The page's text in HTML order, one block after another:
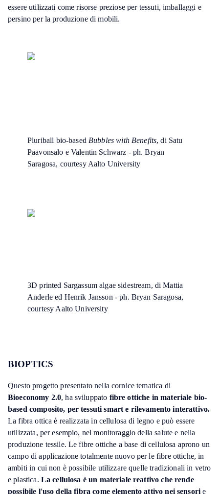
essere utilizzati come risorse preziose per tessuti, imballaggi e
persino per la produzione di mobili.
Pluriball bio-based Bubbles with Benefits, di Satu
Paavonsalo e Valentin Schwarz - ph. Bryan
Saragosa, courtesy Aalto University
3D printed Sargassum algae sidestream, di Mattia
Anderle ed Henrik Jansson - ph. Bryan Saragosa,
courtesy Aalto University
BIOPTICS
Questo progetto presentato nella cornice tematica di
Bioeconomy 2.0, ha sviluppato fibre ottiche in materiale bio-
based composito, per tessuti smart e rilevamento interattivo.
La fibra ottica è realizzata in cellulosa di legno e può essere
utilizzata, per esempio, nel monitoraggio della salute e nella
produzione tessile. Le fibre ottiche a base di cellulosa aprono un
campo di applicazione totalmente nuovo per le fibre ottiche, in
ambiti in cui non è possibile utilizzare quelle tradizionali in vetro
e plastica. La cellulosa è un materiale reattivo che rende
possibile l'uso della fibra come elemento attivo nei sensori e